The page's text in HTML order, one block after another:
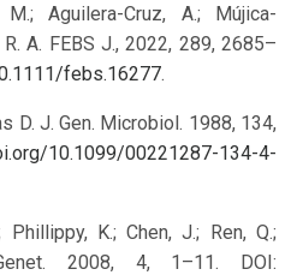
Aguilera-Cruz, A.; Mújica-
A. FEBS J., 2022, 289, 2685–
febs.16277.
D. J. Gen. Microbiol. 1988, 134,
10.1099/00221287-134-4-
K.; Chen, J.; Ren, Q.;
2008, 4, 1–11. DOI: